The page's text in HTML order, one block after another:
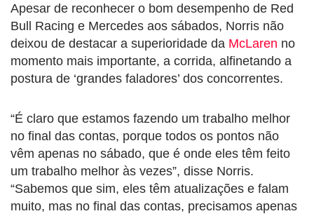
Apesar de reconhecer o bom desempenho de Red
Bull Racing e Mercedes aos sábados, Norris não
deixou de destacar a superioridade da McLaren no
momento mais importante, a corrida, alfinetando a
postura de ‘grandes faladores’ dos concorrentes.
“É claro que estamos fazendo um trabalho melhor
no final das contas, porque todos os pontos não
vêm apenas no sábado, que é onde eles têm feito
um trabalho melhor às vezes”, disse Norris.
“Sabemos que sim, eles têm atualizações e falam
muito, mas no final das contas, precisamos apenas